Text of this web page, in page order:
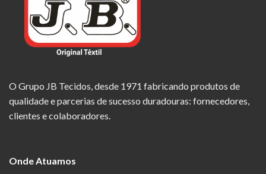
O Grupo JB Tecidos, desde 1971 fabricando produtos de
qualidade e parcerias de sucesso duradouras: fornecedores,
clientes e colaboradores.
Onde Atuamos